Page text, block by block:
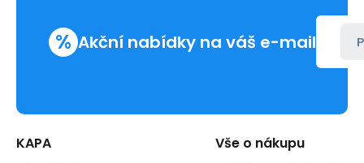
% Akční nabídky na váš e-mail
KAPA Vše o nákupu